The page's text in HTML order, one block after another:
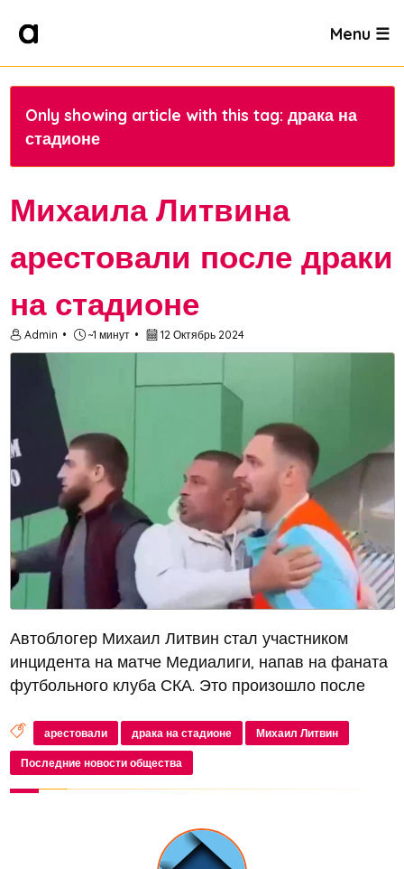
Menu ☰
Only showing article with this tag: драка на
стадионе
Михаила Литвина
арестовали после драки
на стадионе
Admin ~1 минут 12 Октябрь 2024
Автоблогер Михаил Литвин стал участником
инцидента на матче Медиалиги, напав на фаната
футбольного клуба СКА. Это произошло после
скандировали оскорбления в адрес Литвина.
Подбежав к трибуне с охраной, он неожид...
арестовали драка на стадионе Михаил Литвин
Последние новости общества